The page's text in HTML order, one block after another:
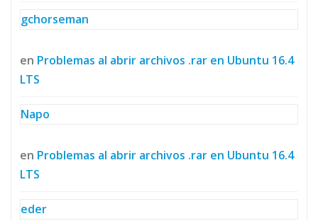
gchorseman
en Problemas al abrir archivos .rar en Ubuntu 16.4
LTS
Napo
en Problemas al abrir archivos .rar en Ubuntu 16.4
LTS
eder